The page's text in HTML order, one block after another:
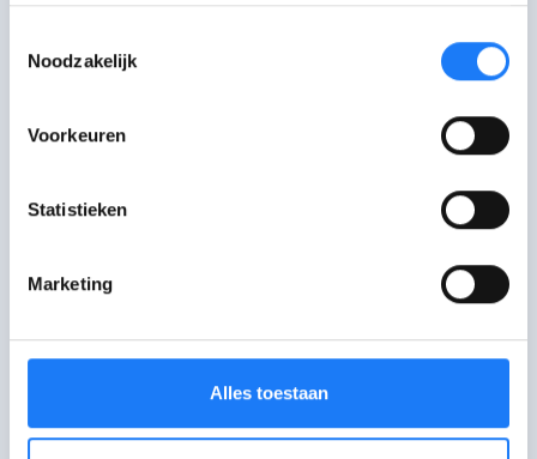
Noodzakelijk
Voorkeuren
Statistieken
Marketing
Alles toestaan
Info over geld voor jongeren
Niet gevonden wat je
zocht?